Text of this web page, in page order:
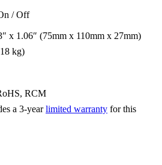
/ Off
x 1.06″ (75mm x 110mm x 27mm)
kg)
RCM
a 3-yearlimited warranty for this